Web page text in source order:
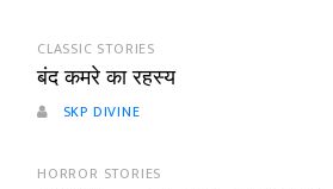
CLASSIC STORIES
बंद कमरे का रहस्य
SKP DIVINE
HORROR STORIES